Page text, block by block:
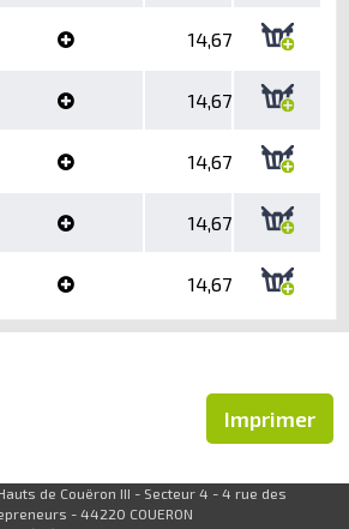
14,67
14,67
14,67
14,67
14,67
Imprimer
Hauts de Couëron III - Secteur 4 - 4 rue des
- 44220 COUERON